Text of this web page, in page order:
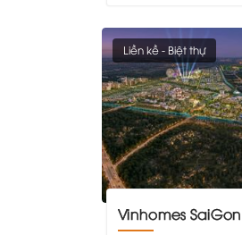
Liền kề - Biệt thự
Vinhomes